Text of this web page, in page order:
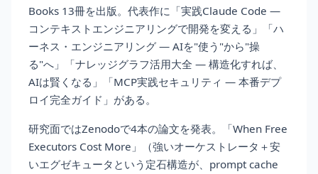
Books 13冊を出版。代表作に「実践Claude Code —
コンテキストエンジニアリングで開発を変える」「ハ
ーネス・エンジニアリング — AIを"使う"から"操
る"へ」「ナレッジグラフ活用大全 — 構造化すれば、
AIは賢くなる」「MCP実践セキュリティ — 本番デプ
ロイ完全ガイド」がある。
研究面ではZenodoで4本の論文を発表。「When Free
Executors Cost More」（強いオーケストレータ＋安
いエグゼキュータという定石構造が、prompt cache